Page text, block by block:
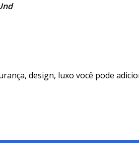
design, luxo você pode